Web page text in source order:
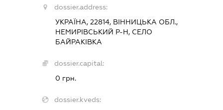
dossier.address:
УКРАЇНА, 22814, ВІННИЦЬКА ОБЛ.,
НЕМИРІВСЬКИЙ Р-Н, СЕЛО
БАЙРАКІВКА
dossier.capital:
0 грн.
dossier.kveds: